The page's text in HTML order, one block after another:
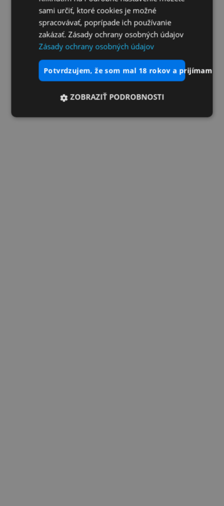
sami určiť, ktoré cookies je možné
spracovávať, poprípade ich používanie
zakázať. Zásady ochrany osobných údajov
Zásady ochrany osobných údajov
potvrdzujem, že som mal 18 rokov a prijímam
ZOBRAZIŤ PODROBNOSTI